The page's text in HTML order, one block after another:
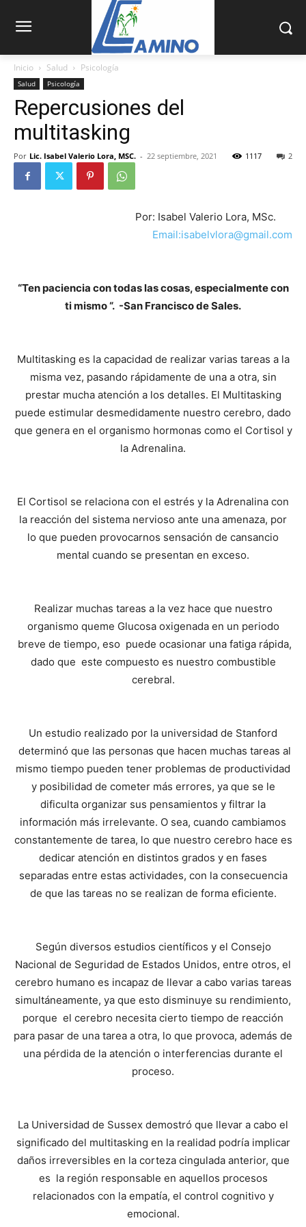
Inicio Salud Psicología
Salud Psicología
Repercusiones del
multitasking
Por Lic. Isabel Valerio Lora, MSC. - 22 septiembre, 2021 2
1117
Por: Isabel Valerio Lora, MSc.
Email:isabelvlora@gmail.com
“Ten paciencia con todas las cosas, especialmente con
ti mismo “. -San Francisco de Sales.
Multitasking es la capacidad de realizar varias tareas a la
misma vez, pasando rápidamente de una a otra, sin
prestar mucha atención a los detalles. El Multitasking
puede estimular desmedidamente nuestro cerebro, dado
que genera en el organismo hormonas como el Cortisol y
la Adrenalina.
El Cortisol se relaciona con el estrés y la Adrenalina con
la reacción del sistema nervioso ante una amenaza, por
lo que pueden provocarnos sensación de cansancio
mental cuando se presentan en exceso.
Realizar muchas tareas a la vez hace que nuestro
organismo queme Glucosa oxigenada en un periodo
breve de tiempo, eso puede ocasionar una fatiga rápida,
dado que este compuesto es nuestro combustible
cerebral.
Un estudio realizado por la universidad de Stanford
determinó que las personas que hacen muchas tareas al
mismo tiempo pueden tener problemas de productividad
y posibilidad de cometer más errores, ya que se le
dificulta organizar sus pensamientos y filtrar la
información más irrelevante. O sea, cuando cambiamos
constantemente de tarea, lo que nuestro cerebro hace es
dedicar atención en distintos grados y en fases
separadas entre estas actividades, con la consecuencia
de que las tareas no se realizan de forma eficiente.
Según diversos estudios científicos y el Consejo
Nacional de Seguridad de Estados Unidos, entre otros, el
cerebro humano es incapaz de llevar a cabo varias tareas
simultáneamente, ya que esto disminuye su rendimiento,
porque el cerebro necesita cierto tiempo de reacción
para pasar de una tarea a otra, lo que provoca, además de
una pérdida de la atención o interferencias durante el
proceso.
La Universidad de Sussex demostró que llevar a cabo el
significado del multitasking en la realidad podría implicar
daños irreversibles en la corteza cingulada anterior, que
es la región responsable en aquellos procesos
relacionados con la empatía, el control cognitivo y
emocional.